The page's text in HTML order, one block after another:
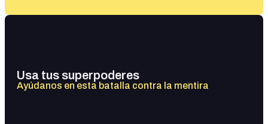
Usa tus superpoderes
Ayúdanos en esta batalla contra la mentira